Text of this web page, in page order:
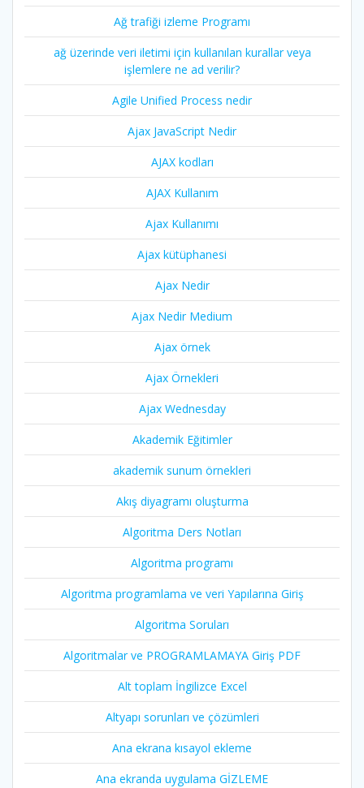
Ağ trafiği izleme Programı
ağ üzerinde veri iletimi için kullanılan kurallar veya
işlemlere ne ad verilir?
Agile Unified Process nedir
Ajax JavaScript Nedir
AJAX kodları
AJAX Kullanım
Ajax Kullanımı
Ajax kütüphanesi
Ajax Nedir
Ajax Nedir Medium
Ajax örnek
Ajax Örnekleri
Ajax Wednesday
Akademik Eğitimler
akademik sunum örnekleri
Akış diyagramı oluşturma
Algoritma Ders Notları
Algoritma programı
Algoritma programlama ve veri Yapılarına Giriş
Algoritma Soruları
Algoritmalar ve PROGRAMLAMAYA Giriş PDF
Alt toplam İngilizce Excel
Altyapı sorunları ve çözümleri
Ana ekrana kısayol ekleme
Ana ekranda uygulama GİZLEME